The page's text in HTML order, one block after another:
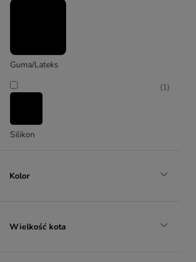
Guma/Lateks
Silikon
(1)
Kolor
Wielkość kota